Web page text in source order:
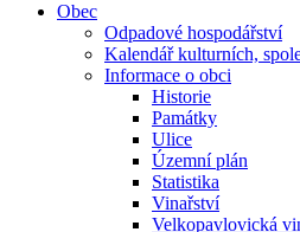
Obec
Odpadové hospodářství
Kalendář kulturních,
Informace o obci
Historie
Památky
Ulice
Územní plán
Statistika
Vinařství
Velkopavlovická